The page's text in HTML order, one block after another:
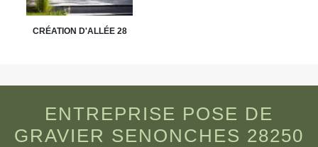
CRÉATION D'ALLÉE 28
ENTREPRISE POSE DE
GRAVIER SENONCHES 28250